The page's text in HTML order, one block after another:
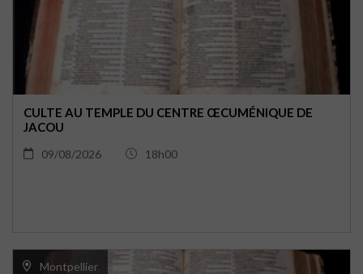
CULTE AU TEMPLE DU CENTRE ŒCUMÉNIQUE DE
JACOU
09/08/2026 18h00
Montpellier